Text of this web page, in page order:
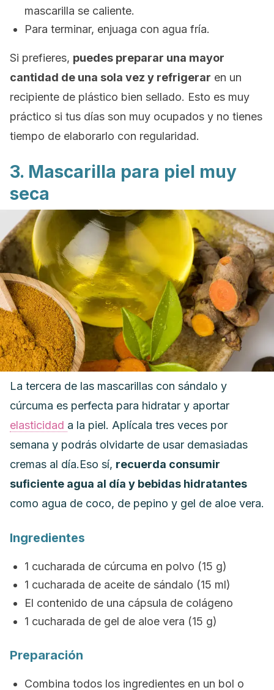
mascarilla se caliente.
Para terminar, enjuaga con agua fría.
Si prefieres, puedes preparar una mayor
cantidad de una sola vez y refrigerar en un
recipiente de plástico bien sellado. Esto es muy
práctico si tus días son muy ocupados y no tienes
tiempo de elaborarlo con regularidad.
3. Mascarilla para piel muy
seca
La tercera de las mascarillas con sándalo y
cúrcuma es perfecta para hidratar y aportar
elasticidad a la piel. Aplícala tres veces por
semana y podrás olvidarte de usar demasiadas
cremas al día.Eso sí, recuerda consumir
suficiente agua al día y bebidas hidratantes
como agua de coco, de pepino y gel de aloe vera.
Ingredientes
1 cucharada de cúrcuma en polvo (15 g)
1 cucharada de aceite de sándalo (15 ml)
El contenido de una cápsula de colágeno
1 cucharada de gel de aloe vera (15 g)
Preparación
Combina todos los ingredientes en un bol o